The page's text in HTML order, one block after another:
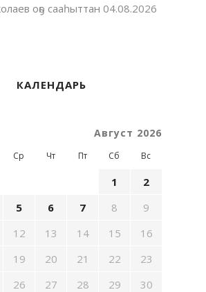
оҕо сааһыттан 04.08.2026
КАЛЕНДАРЬ
Август 2026
Ср Чт Пт Сб Вс
1
2
5 6 7 8
9
12 13 14 15
16
19 20 21 22
23
26 27 28 29
30